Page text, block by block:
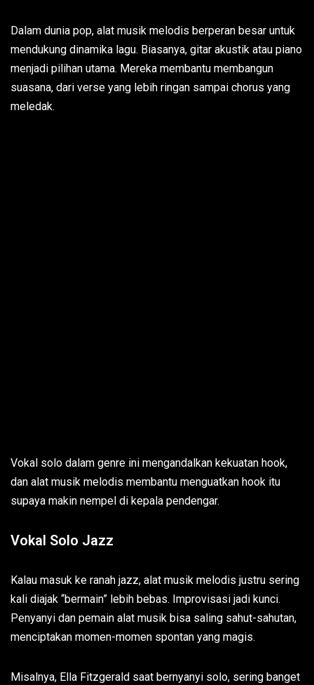
Dalam dunia pop, alat musik melodis berperan besar untuk
mendukung dinamika lagu. Biasanya, gitar akustik atau piano
menjadi pilihan utama. Mereka membantu membangun
suasana, dari verse yang lebih ringan sampai chorus yang
meledak.
Vokal solo dalam genre ini mengandalkan kekuatan hook,
dan alat musik melodis membantu menguatkan hook itu
supaya makin nempel di kepala pendengar.
Vokal Solo Jazz
Kalau masuk ke ranah jazz, alat musik melodis justru sering
kali diajak “bermain” lebih bebas. Improvisasi jadi kunci.
Penyanyi dan pemain alat musik bisa saling sahut-sahutan,
menciptakan momen-momen spontan yang magis.
Misalnya, Ella Fitzgerald saat bernyanyi solo, sering banget